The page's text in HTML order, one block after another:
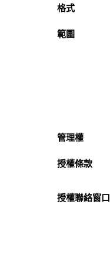
格式
範圍
管理權
授權條款
授權聯絡窗口